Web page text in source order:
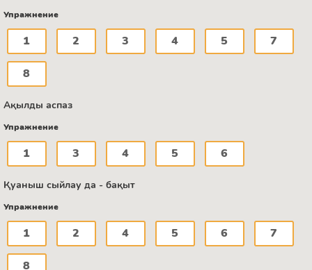
Упражнение
1 2 3 4 5 7
8
Ақылды аспаз
Упражнение
1 3 4 5 6
Қуаныш сыйлау да - бақыт
Упражнение
1 2 4 5 6 7
8